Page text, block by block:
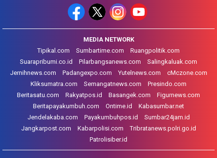
MEDIA NETWORK
Tipikal.com
Sumbartime.com
Ruangpolitik.com
Suarapribumi.co.id
Pilarbangsanews.com
Salingkaluak.com
Jernihnews.com
Padangexpo.com Yutelnews.com
cMczone.com
Kliksumatra.com
Semangatnews.com
Presindo.com
Beritasatu.com
Rakyatpos.id Basangek.com
Figurnews.com
Beritapayakumbuh.com
Ontime.id
Kabasumbar.net
Jendelakaba.com
Payakumbuhpos.id
Sumbar24jam.id
Jangkarpost.com
Kabarpolisi.com
Tribratanews.polri.go.id
Patrolisiber.id